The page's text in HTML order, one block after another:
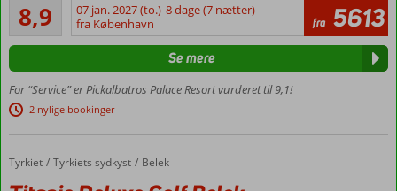
restauranter
Privat
strand
Enormt
poolområde
Værelser
4
8,9
Alletiders
342
anmeldelser
07 jan. 2027 (to.) 8 dage (7 nætter)
fra København
fra 5613
For “Service” er Pickalbatros Palace Resort vurderet til 9,1!
2 nylige bookinger
Se mere
Forside
Tyrkiet Tyrkiets sydkyst Belek
Titanic Deluxe Golf Belek